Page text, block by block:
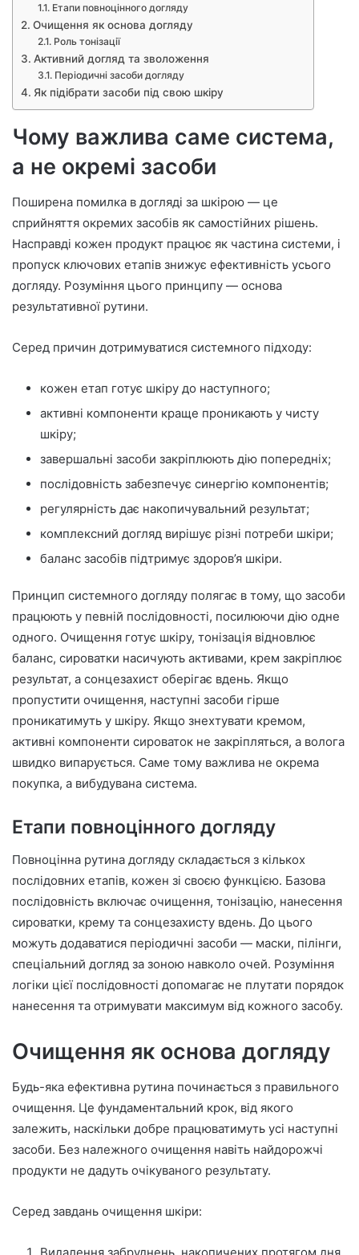
Етапи повноцінного догляду
Очищення як основа догляду
Роль тонізації
Активний догляд та зволоження
Періодичні засоби догляду
Як підібрати засоби під свою шкіру
Чому важлива саме система,
а не окремі засоби
Поширена помилка в догляді за шкірою — це
сприйняття окремих засобів як самостійних рішень.
Насправді кожен продукт працює як частина системи, і
пропуск ключових етапів знижує ефективність усього
догляду. Розуміння цього принципу — основа
результативної рутини.
Серед причин дотримуватися системного підходу:
кожен етап готує шкіру до наступного;
активні компоненти краще проникають у чисту
шкіру;
завершальні засоби закріплюють дію попередніх;
послідовність забезпечує синергію компонентів;
регулярність дає накопичувальний результат;
комплексний догляд вирішує різні потреби шкіри;
баланс засобів підтримує здоров’я шкіри.
Принцип системного догляду полягає в тому, що засоби
працюють у певній послідовності, посилюючи дію одне
одного. Очищення готує шкіру, тонізація відновлює
баланс, сироватки насичують активами, крем закріплює
результат, а сонцезахист оберігає вдень. Якщо
пропустити очищення, наступні засоби гірше
проникатимуть у шкіру. Якщо знехтувати кремом,
активні компоненти сироваток не закріпляться, а волога
швидко випарується. Саме тому важлива не окрема
покупка, а вибудувана система.
Етапи повноцінного догляду
Повноцінна рутина догляду складається з кількох
послідовних етапів, кожен зі своєю функцією. Базова
послідовність включає очищення, тонізацію, нанесення
сироватки, крему та сонцезахисту вдень. До цього
можуть додаватися періодичні засоби — маски, пілінги,
спеціальний догляд за зоною навколо очей. Розуміння
логіки цієї послідовності допомагає не плутати порядок
нанесення та отримувати максимум від кожного засобу.
Очищення як основа догляду
Будь-яка ефективна рутина починається з правильного
очищення. Це фундаментальний крок, від якого
залежить, наскільки добре працюватимуть усі наступні
засоби. Без належного очищення навіть найдорожчі
продукти не дадуть очікуваного результату.
Серед завдань очищення шкіри: